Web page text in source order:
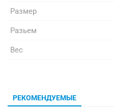
Размер
Разьем
Вес
РЕКОМЕНДУЕМЫЕ